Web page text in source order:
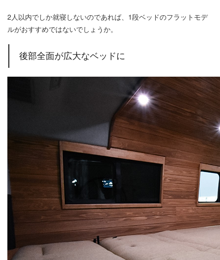
2人以内でしか就寝しないのであれば、1段ベッドのフラットモデ
ルがおすすめではないでしょうか。
後部全面が広大なベッドに